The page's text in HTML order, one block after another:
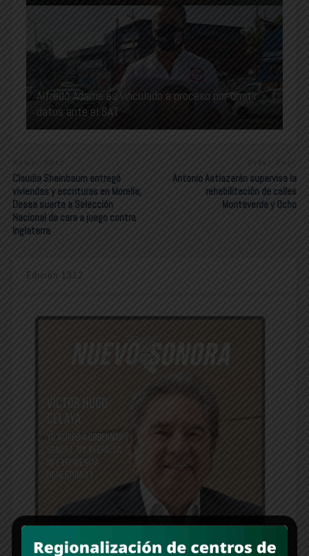
Alfredo Adame es vinculado a proceso por omitir
datos ante el SAT
Newer Post
Claudia Sheinbaum entregó
viviendas y escrituras en Morelia;
Desea suerte a Selección
Nacional de cara a juego contra
Inglaterra
Older Post
Antonio Astiazarán supervisa la
rehabilitación de calles
Monteverde y Ocho
Edición 1312